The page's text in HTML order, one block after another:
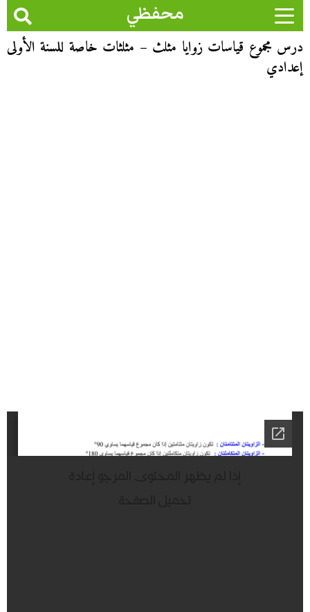
محفظي
درس مجموع قياسات زوايا مثلث – مثلثات خاصة للسنة الأولى
إعدادي